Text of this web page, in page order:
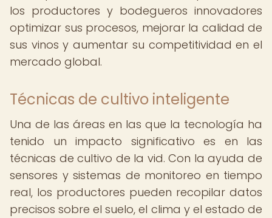
los productores y bodegueros innovadores
optimizar sus procesos, mejorar la calidad de
sus vinos y aumentar su competitividad en el
mercado global.
Técnicas de cultivo inteligente
Una de las áreas en las que la tecnología ha
tenido un impacto significativo es en las
técnicas de cultivo de la vid. Con la ayuda de
sensores y sistemas de monitoreo en tiempo
real, los productores pueden recopilar datos
precisos sobre el suelo, el clima y el estado de